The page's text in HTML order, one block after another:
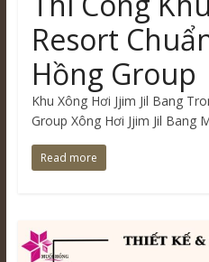
Resort
Hồng Group
Khu Xông Hơi Jjim Jil Bang
Group Xông Hơi Jjim Jil Bang
Read more